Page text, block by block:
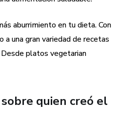
Aprenderás a organizar tus
tus compras y evitando el
de una alimentación
los gustos y preferencias.
como si prefieres
opciones deliciosas que se
aburrimiento en tu dieta. Con
una gran variedad de recetas
platos vegetarian
quien creó el